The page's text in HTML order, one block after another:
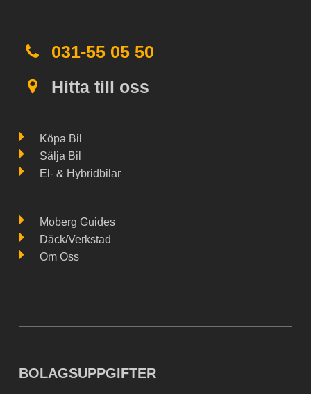
031-55 05 50
Hitta till oss
Köpa Bil
Sälja Bil
El- & Hybridbilar
Moberg Guides
Däck/Verkstad
Om Oss
BOLAGSUPPGIFTER